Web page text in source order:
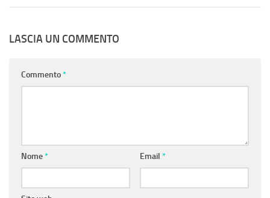
LASCIA UN COMMENTO
Commento*
Nome* Email *